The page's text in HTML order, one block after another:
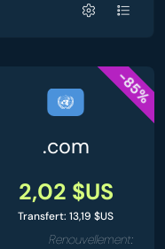
-85%
.com
2,02 $US
Transfert: 13,19 $US
Renouvellement: